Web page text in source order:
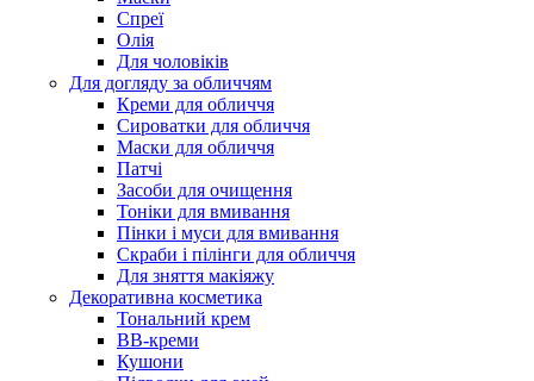
Спреї
Олія
Для чоловіків
Для догляду за обличчям
Креми для обличчя
Сироватки для обличчя
Маски для обличчя
Патчі
Засоби для очищення
Тоніки для вмивання
Пінки і муси для вмивання
Скраби і пілінги для обличчя
Для зняття макіяжу
Декоративна косметика
Тональний крем
BB-креми
Кушони